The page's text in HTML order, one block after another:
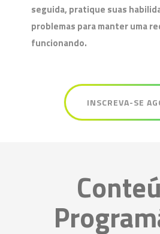
seguida, pratique suas
problemas para manter uma
funcionando.
INSCREVA-SE